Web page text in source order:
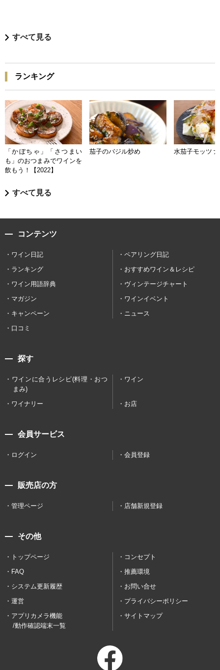
すべて見る
ランキング
「かぼちゃ」「さつまい
も」のおつまみでワインを
飲もう！【2022】
茄子のバジル炒め 水茄子モッツァ
すべて見る
コンテンツ
ワイン日記
ペアリング日記
ランキング
おすすめワイン＆レシピ
ワイン用語辞典
ヴィンテージチャート
マガジン
ワインイベント
キャンペーン
ニュース
口コミ
探す
ワインに合うレシピ(料理・おつ
まみ)
ワイン
ワイナリー お店
会員サービス
ログイン 会員登録
販売店の方
管理ページ 店舗新規登録
その他
トップページ
コンセプト
FAQ
推薦環境
システム更新履歴
お問い合せ
運営
プライバシーポリシー
アプリカメラ機能
/動作確認端末一覧
サイトマップ